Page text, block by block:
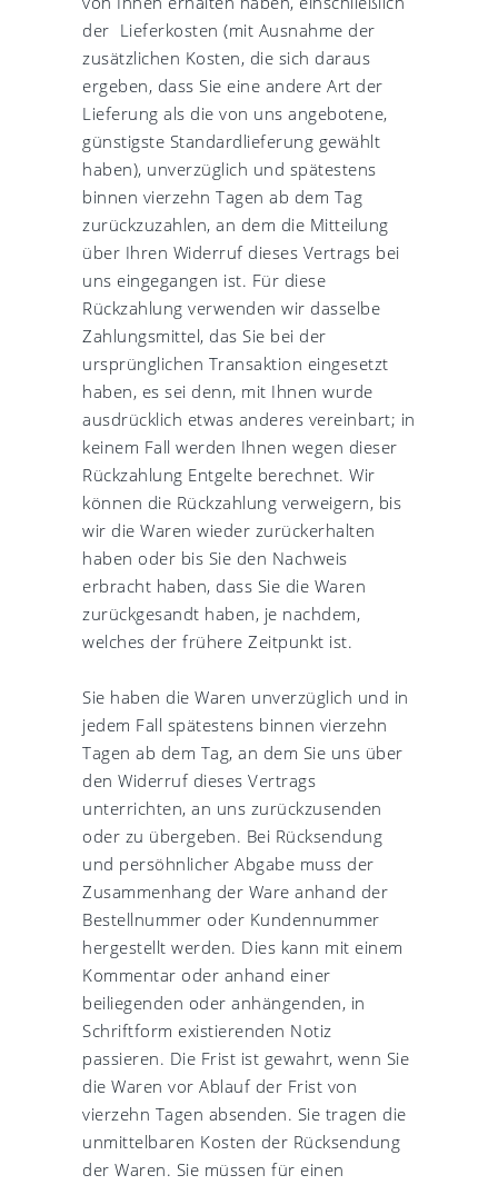
der Lieferkosten (mit Ausnahme der
zusätzlichen Kosten, die sich daraus
ergeben, dass Sie eine andere Art der
Lieferung als die von uns angebotene,
günstigste Standardlieferung gewählt
haben), unverzüglich und spätestens
binnen vierzehn Tagen ab dem Tag
zurückzuzahlen, an dem die Mitteilung
über Ihren Widerruf dieses Vertrags bei
uns eingegangen ist. Für diese
Rückzahlung verwenden wir dasselbe
Zahlungsmittel, das Sie bei der
ursprünglichen Transaktion eingesetzt
haben, es sei denn, mit Ihnen wurde
ausdrücklich etwas anderes vereinbart; in
keinem Fall werden Ihnen wegen dieser
Rückzahlung Entgelte berechnet. Wir
können die Rückzahlung verweigern, bis
wir die Waren wieder zurückerhalten
haben oder bis Sie den Nachweis
erbracht haben, dass Sie die Waren
zurückgesandt haben, je nachdem,
welches der frühere Zeitpunkt ist.
Sie haben die Waren unverzüglich und in
jedem Fall spätestens binnen vierzehn
Tagen ab dem Tag, an dem Sie uns über
den Widerruf dieses Vertrags
unterrichten, an uns zurückzusenden
oder zu übergeben. Bei Rücksendung
und persöhnlicher Abgabe muss der
Zusammenhang der Ware anhand der
Bestellnummer oder Kundennummer
hergestellt werden. Dies kann mit einem
Kommentar oder anhand einer
beiliegenden oder anhängenden, in
Schriftform existierenden Notiz
passieren. Die Frist ist gewahrt, wenn Sie
die Waren vor Ablauf der Frist von
vierzehn Tagen absenden. Sie tragen die
unmittelbaren Kosten der Rücksendung
der Waren. Sie müssen für einen